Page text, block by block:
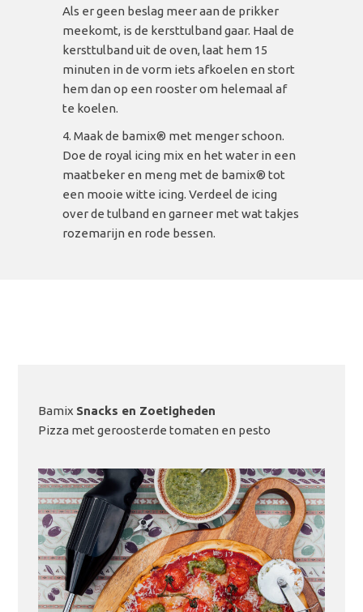
Als er geen beslag meer aan de prikker
meekomt, is de kersttulband gaar. Haal de
kersttulband uit de oven, laat hem 15
minuten in de vorm iets afkoelen en stort
hem dan op een rooster om helemaal af
te koelen.
Maak de bamix® met menger schoon.
Doe de royal icing mix en het water in een
maatbeker en meng met de bamix® tot
een mooie witte icing. Verdeel de icing
over de tulband en garneer met wat takjes
rozemarijn en rode bessen.
Bamix Snacks en Zoetigheden
Pizza met geroosterde tomaten en pesto